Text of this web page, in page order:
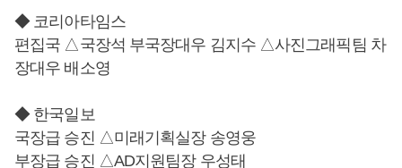
◆ 코리아타임스
편집국 △국장석 부국장대우 김지수 △사진그래픽팀 차
장대우 배소영
◆ 한국일보
국장급 승진 △미래기획실장 송영웅
부장급 승진 △AD지원팀장 우성태